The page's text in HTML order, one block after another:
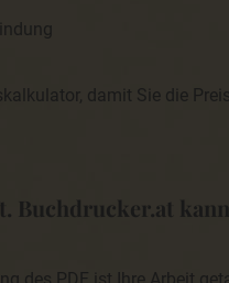
damit Sie die
Buchdrucker.at kann
hat das vom Europäischen
eingeräumte
Möchte eine betroffene
einen Mitarbeiter des für die
das vom Europäischen